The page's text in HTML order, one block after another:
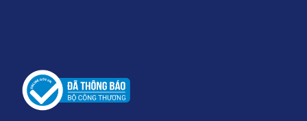
Hướng dẫn bảo quản scrubs nữ màu xanh than đúng
cách
Để scrubs nữ màu xanh than luôn bền đẹp và giữ màu tốt, nên